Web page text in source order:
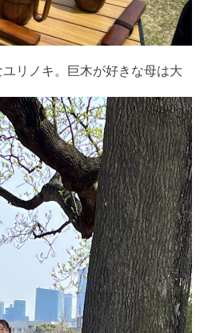
リノキ。巨木が好きな母は大